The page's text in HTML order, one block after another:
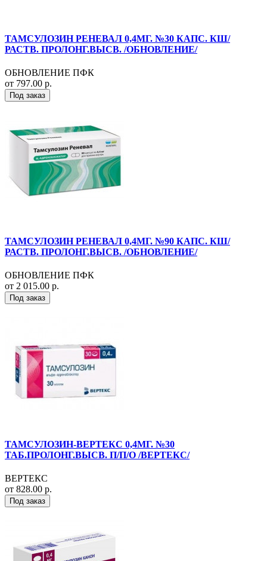
ТАМСУЛОЗИН РЕНЕВАЛ 0,4МГ. №30 КАПС. КШ/
РАСТВ. ПРОЛОНГ.ВЫСВ. /ОБНОВЛЕНИЕ/
ОБНОВЛЕНИЕ ПФК
от 797.00 р.
Под заказ
ТАМСУЛОЗИН РЕНЕВАЛ 0,4МГ. №90 КАПС. КШ/
РАСТВ. ПРОЛОНГ.ВЫСВ. /ОБНОВЛЕНИЕ/
ОБНОВЛЕНИЕ ПФК
от 2 015.00 р.
Под заказ
ТАМСУЛОЗИН-ВЕРТЕКС 0,4МГ. №30
ТАБ.ПРОЛОНГ.ВЫСВ. П/П/О /ВЕРТЕКС/
ВЕРТЕКС
от 828.00 р.
Под заказ